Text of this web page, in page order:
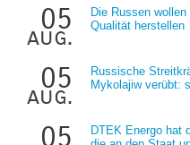
05
aug.
Die Russen
Qualität herstellen
05
aug.
Russische
Mykolajiw verübt:
05
DTEK Energo hat